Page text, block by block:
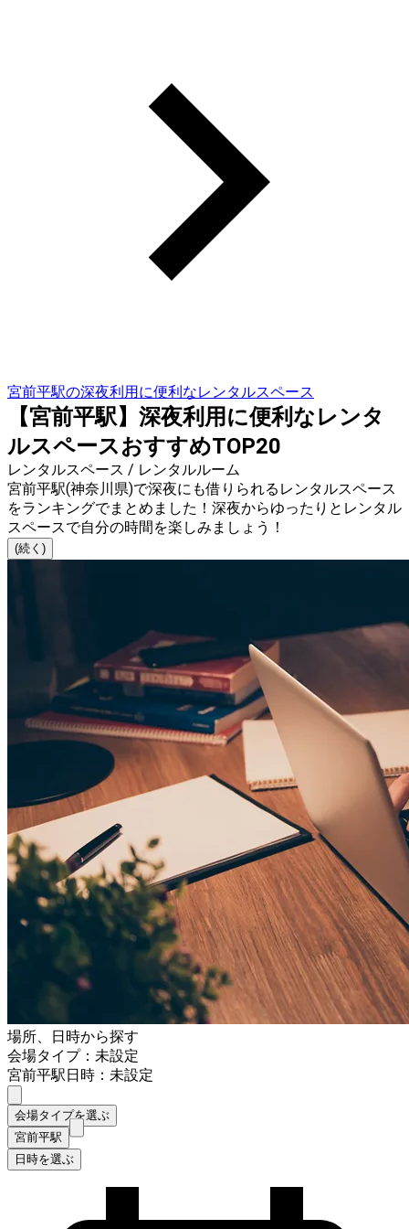
宮前平駅の深夜利用に便利なレンタルスペース
【宮前平駅】深夜利用に便利なレンタ
ルスペースおすすめTOP20
レンタルスペース / レンタルルーム
宮前平駅(神奈川県)で深夜にも借りられるレンタルスペース
をランキングでまとめました！深夜からゆったりとレンタル
スペースで自分の時間を楽しみましょう！
(続く)
場所、日時から探す
会場タイプ：未設定
宮前平駅日時：未設定
会場タイプを選ぶ
宮前平駅
日時を選ぶ